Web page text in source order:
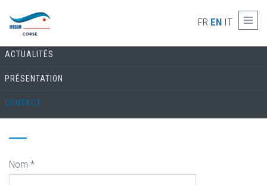
FR EN IT
COMMISSION ARCHÉOLOGIE
ACTUALITÉS
PRÉSENTATION
CONTACT
Nom *